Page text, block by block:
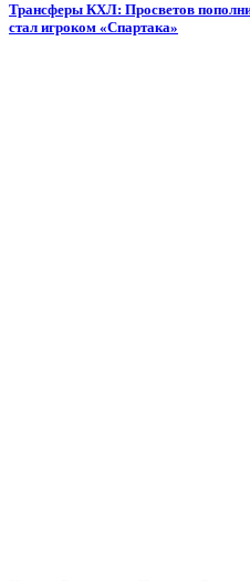
Трансферы КХЛ: Просветов
стал игроком «Спартака»